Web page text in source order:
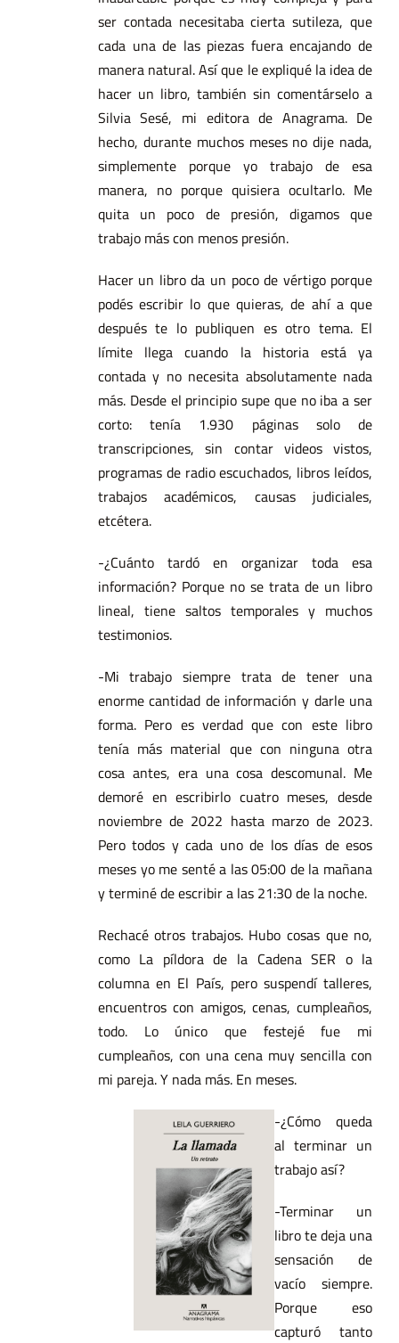
ser contada necesitaba cierta sutileza, que
cada una de las piezas fuera encajando de
manera natural. Así que le expliqué la idea de
hacer un libro, también sin comentárselo a
Silvia Sesé, mi editora de Anagrama. De
hecho, durante muchos meses no dije nada,
simplemente porque yo trabajo de esa
manera, no porque quisiera ocultarlo. Me
quita un poco de presión, digamos que
trabajo más con menos presión.
Hacer un libro da un poco de vértigo porque
podés escribir lo que quieras, de ahí a que
después te lo publiquen es otro tema. El
límite llega cuando la historia está ya
contada y no necesita absolutamente nada
más. Desde el principio supe que no iba a ser
corto: tenía 1.930 páginas solo de
transcripciones, sin contar videos vistos,
programas de radio escuchados, libros leídos,
trabajos académicos, causas judiciales,
etcétera.
-¿Cuánto tardó en organizar toda esa
información? Porque no se trata de un libro
lineal, tiene saltos temporales y muchos
testimonios.
-Mi trabajo siempre trata de tener una
enorme cantidad de información y darle una
forma. Pero es verdad que con este libro
tenía más material que con ninguna otra
cosa antes, era una cosa descomunal. Me
demoré en escribirlo cuatro meses, desde
noviembre de 2022 hasta marzo de 2023.
Pero todos y cada uno de los días de esos
meses yo me senté a las 05:00 de la mañana
y terminé de escribir a las 21:30 de la noche.
Rechacé otros trabajos. Hubo cosas que no,
como La píldora de la Cadena SER o la
columna en El País, pero suspendí talleres,
encuentros con amigos, cenas, cumpleaños,
todo. Lo único que festejé fue mi
cumpleaños, con una cena muy sencilla con
mi pareja. Y nada más. En meses.
-¿Cómo queda
al terminar un
trabajo así?
-Terminar un
libro te deja una
sensación de
vacío siempre.
Porque eso
capturó tanto